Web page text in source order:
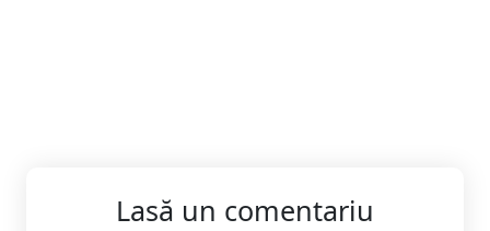
Lasă un comentariu